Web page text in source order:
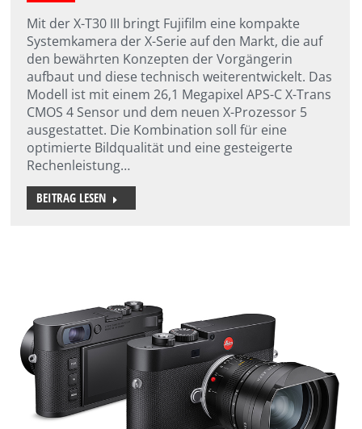
Mit der X-T30 III bringt Fujifilm eine kompakte
Systemkamera der X-Serie auf den Markt, die auf
den bewährten Konzepten der Vorgängerin
aufbaut und diese technisch weiterentwickelt. Das
Modell ist mit einem 26,1 Megapixel APS-C X-Trans
CMOS 4 Sensor und dem neuen X-Prozessor 5
ausgestattet. Die Kombination soll für eine
optimierte Bildqualität und eine gesteigerte
Rechenleistung…
BEITRAG LESEN